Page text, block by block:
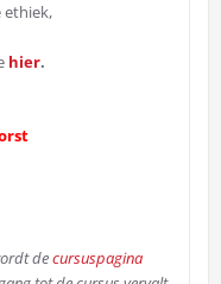
ethiek,
hier.
decursuspagina